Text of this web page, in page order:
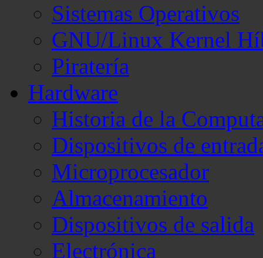
Sistemas Operativos
GNU/Linux Kernel
Piratería
Hardware
Historia de la
Dispositivos de
Microprocesador
Almacenamiento
Dispositivos de salida
Electrónica